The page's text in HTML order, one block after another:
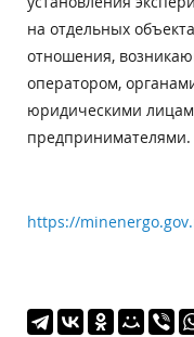
на отдельных
отношения,
оператором,
юридическими
предпринимателями.
https://